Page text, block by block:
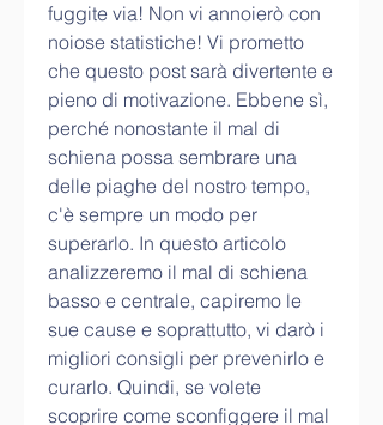
fuggite via! Non vi annoierò con
noiose statistiche! Vi prometto
che questo post sarà divertente e
pieno di motivazione. Ebbene sì,
perché nonostante il mal di
schiena possa sembrare una
delle piaghe del nostro tempo,
c'è sempre un modo per
superarlo. In questo articolo
analizzeremo il mal di schiena
basso e centrale, capiremo le
sue cause e soprattutto, vi darò i
migliori consigli per prevenirlo e
curarlo. Quindi, se volete
scoprire come sconfiggere il mal